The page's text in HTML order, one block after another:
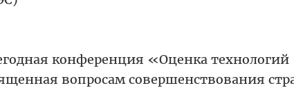
конференция «Оценка технологий
вопросам совершенствования